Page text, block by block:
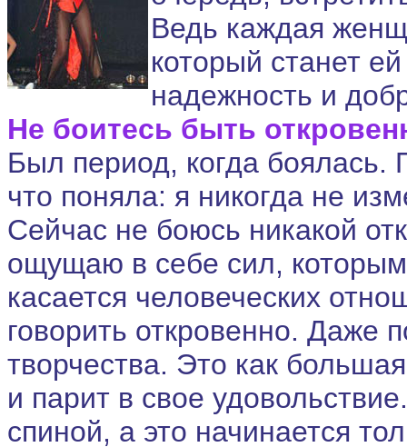
Ведь каждая
который станет
надежность и
Не боитесь быть
Был период, когда
что поняла: я никогда не
Сейчас не боюсь никакой
ощущаю в себе сил,
касается человеческих
говорить откровенно. Даже
творчества. Это как
и парит в свое
спиной, а это начинается